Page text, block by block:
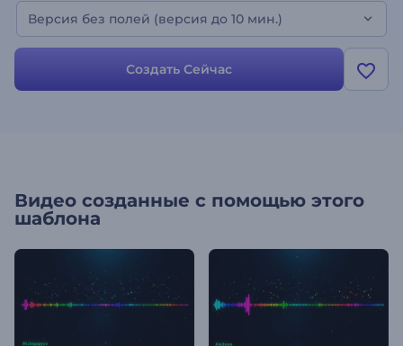
трек, добавьте имя исполнителя и название песни и
наслаждайтесь результатом! Привлеките любителей
Версия без полей (версия до 10 мин.)
Создать Сейчас
Видео созданные с помощью этого
шаблона